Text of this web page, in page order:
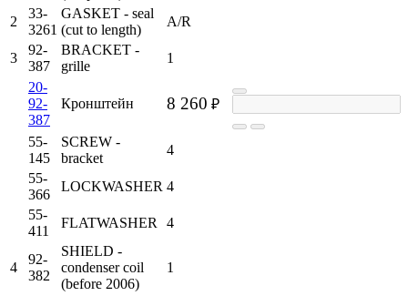
2
33-
3261
GASKET - seal
(cut to length)
A/R
3
92-
387
BRACKET -
grille
1
20-
92-
387
Кронштейн 8 260 ₽
55-
145
SCREW -
bracket
4
55-
366
LOCKWASHER 4
55-
411
FLATWASHER 4
4
92-
382
SHIELD -
condenser coil
(before 2006)
1